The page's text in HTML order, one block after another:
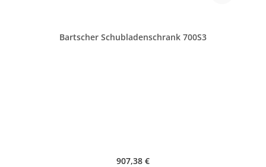
Bartscher Schubladenschrank 700S3
Regulärer Preis:
907,38 €